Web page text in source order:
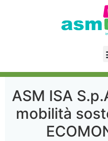
ASM ISA
mobilità